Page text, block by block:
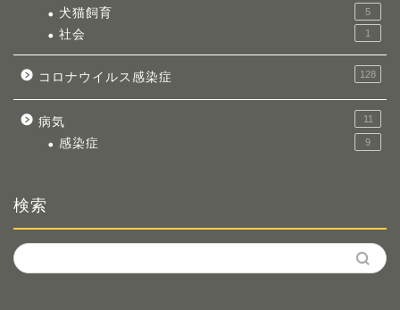
犬猫飼育 5
社会 1
コロナウイルス感染症 128
病気 11
感染症 9
検索